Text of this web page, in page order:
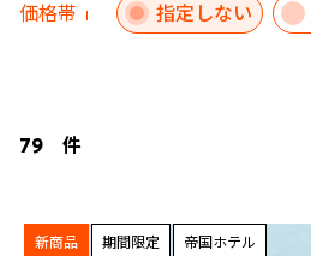
価格帯 指定しない
79 件
新商品 期間限定 帝国ホテル